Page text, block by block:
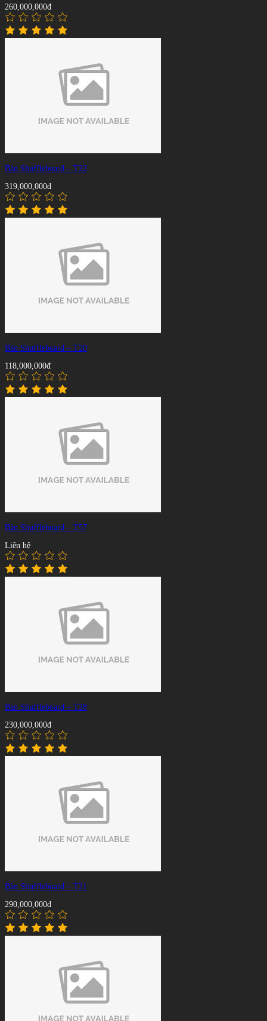
260,000,000đ
Bàn Shuffleboard – T22
319,000,000đ
Bàn Shuffleboard – T20
118,000,000đ
Bàn Shuffleboard – T57
Liên hệ
Bàn Shuffleboard – T28
230,000,000đ
Bàn Shuffleboard – T21
290,000,000đ